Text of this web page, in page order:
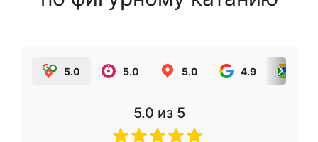
5.0 5.0 5.0 4.9
5.0 из 5